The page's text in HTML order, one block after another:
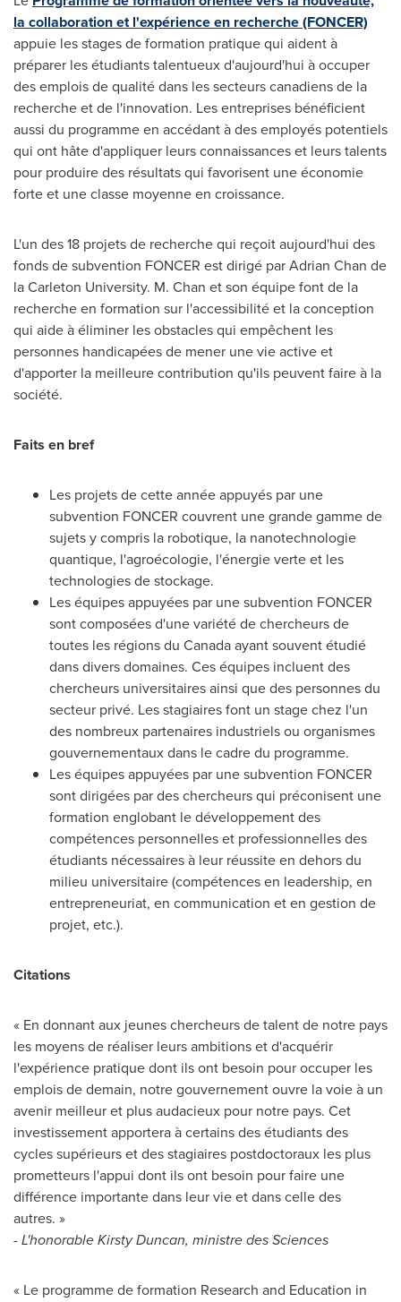
la collaboration et l'expérience en recherche (FONCER)
appuie les stages de formation pratique qui aident à
préparer les étudiants talentueux d'aujourd'hui à occuper
des emplois de qualité dans les secteurs canadiens de la
recherche et de l'innovation. Les entreprises bénéficient
aussi du programme en accédant à des employés potentiels
qui ont hâte d'appliquer leurs connaissances et leurs talents
pour produire des résultats qui favorisent une économie
forte et une classe moyenne en croissance.
L'un des 18 projets de recherche qui reçoit aujourd'hui des
fonds de subvention FONCER est dirigé par Adrian Chan de
laCarleton University. M. Chan et son équipe font de la
recherche en formation sur l'accessibilité et la conception
qui aide à éliminer les obstacles qui empêchent les
personnes handicapées de mener une vie active et
d'apporter la meilleure contribution qu'ils peuvent faire à la
société.
Faits en bref
Les projets de cette année appuyés par une
subvention FONCER couvrent une grande gamme de
sujets y compris la robotique, la nanotechnologie
quantique, l'agroécologie, l'énergie verte et les
technologies de stockage.
Les équipes appuyées par une subvention FONCER
sont composées d'une variété de chercheurs de
toutes les régions du Canadaayant souvent étudié
dans divers domaines. Ces équipes incluent des
chercheurs universitaires ainsi que des personnes du
secteur privé. Les stagiaires font un stage chez l'un
des nombreux partenaires industriels ou organismes
gouvernementaux dans le cadre du programme.
Les équipes appuyées par une subvention FONCER
sont dirigées par des chercheurs qui préconisent une
formation englobant le développement des
compétences personnelles et professionnelles des
étudiants nécessaires à leur réussite en dehors du
milieu universitaire (compétences en leadership, en
entrepreneuriat, en communication et en gestion de
projet, etc.).
Citations
« En donnant aux jeunes chercheurs de talent de notre pays
les moyens de réaliser leurs ambitions et d'acquérir
l'expérience pratique dont ils ont besoin pour occuper les
emplois de demain, notre gouvernement ouvre la voie à un
avenir meilleur et plus audacieux pour notre pays. Cet
investissement apportera à certains des étudiants des
cycles supérieurs et des stagiaires postdoctoraux les plus
prometteurs l'appui dont ils ont besoin pour faire une
différence importante dans leur vie et dans celle des
autres. »
-L'honorable Kirsty Duncan, ministre des Sciences
« Le programme de formation Research and Education in